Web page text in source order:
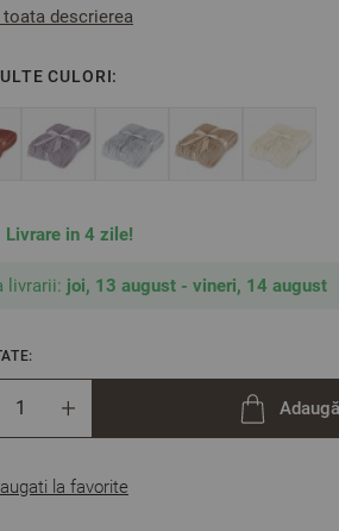
Roz
sunt orientative. Poate varia
descrierea
CULORI:
Livrare in 4 zile!
livrarii: joi, 13 august - vineri, 14 august
la favorite